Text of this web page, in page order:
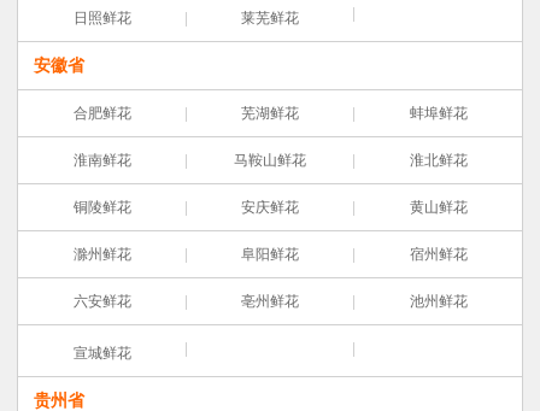
日照鲜花 莱芜鲜花
安徽省
合肥鲜花 芜湖鲜花 蚌埠鲜花
淮南鲜花 马鞍山鲜花 淮北鲜花
铜陵鲜花 安庆鲜花 黄山鲜花
滁州鲜花 阜阳鲜花 宿州鲜花
六安鲜花 亳州鲜花 池州鲜花
宣城鲜花
贵州省